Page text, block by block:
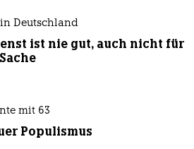
Deutschland
ist nie gut, auch nicht für
mit 63
Populismus